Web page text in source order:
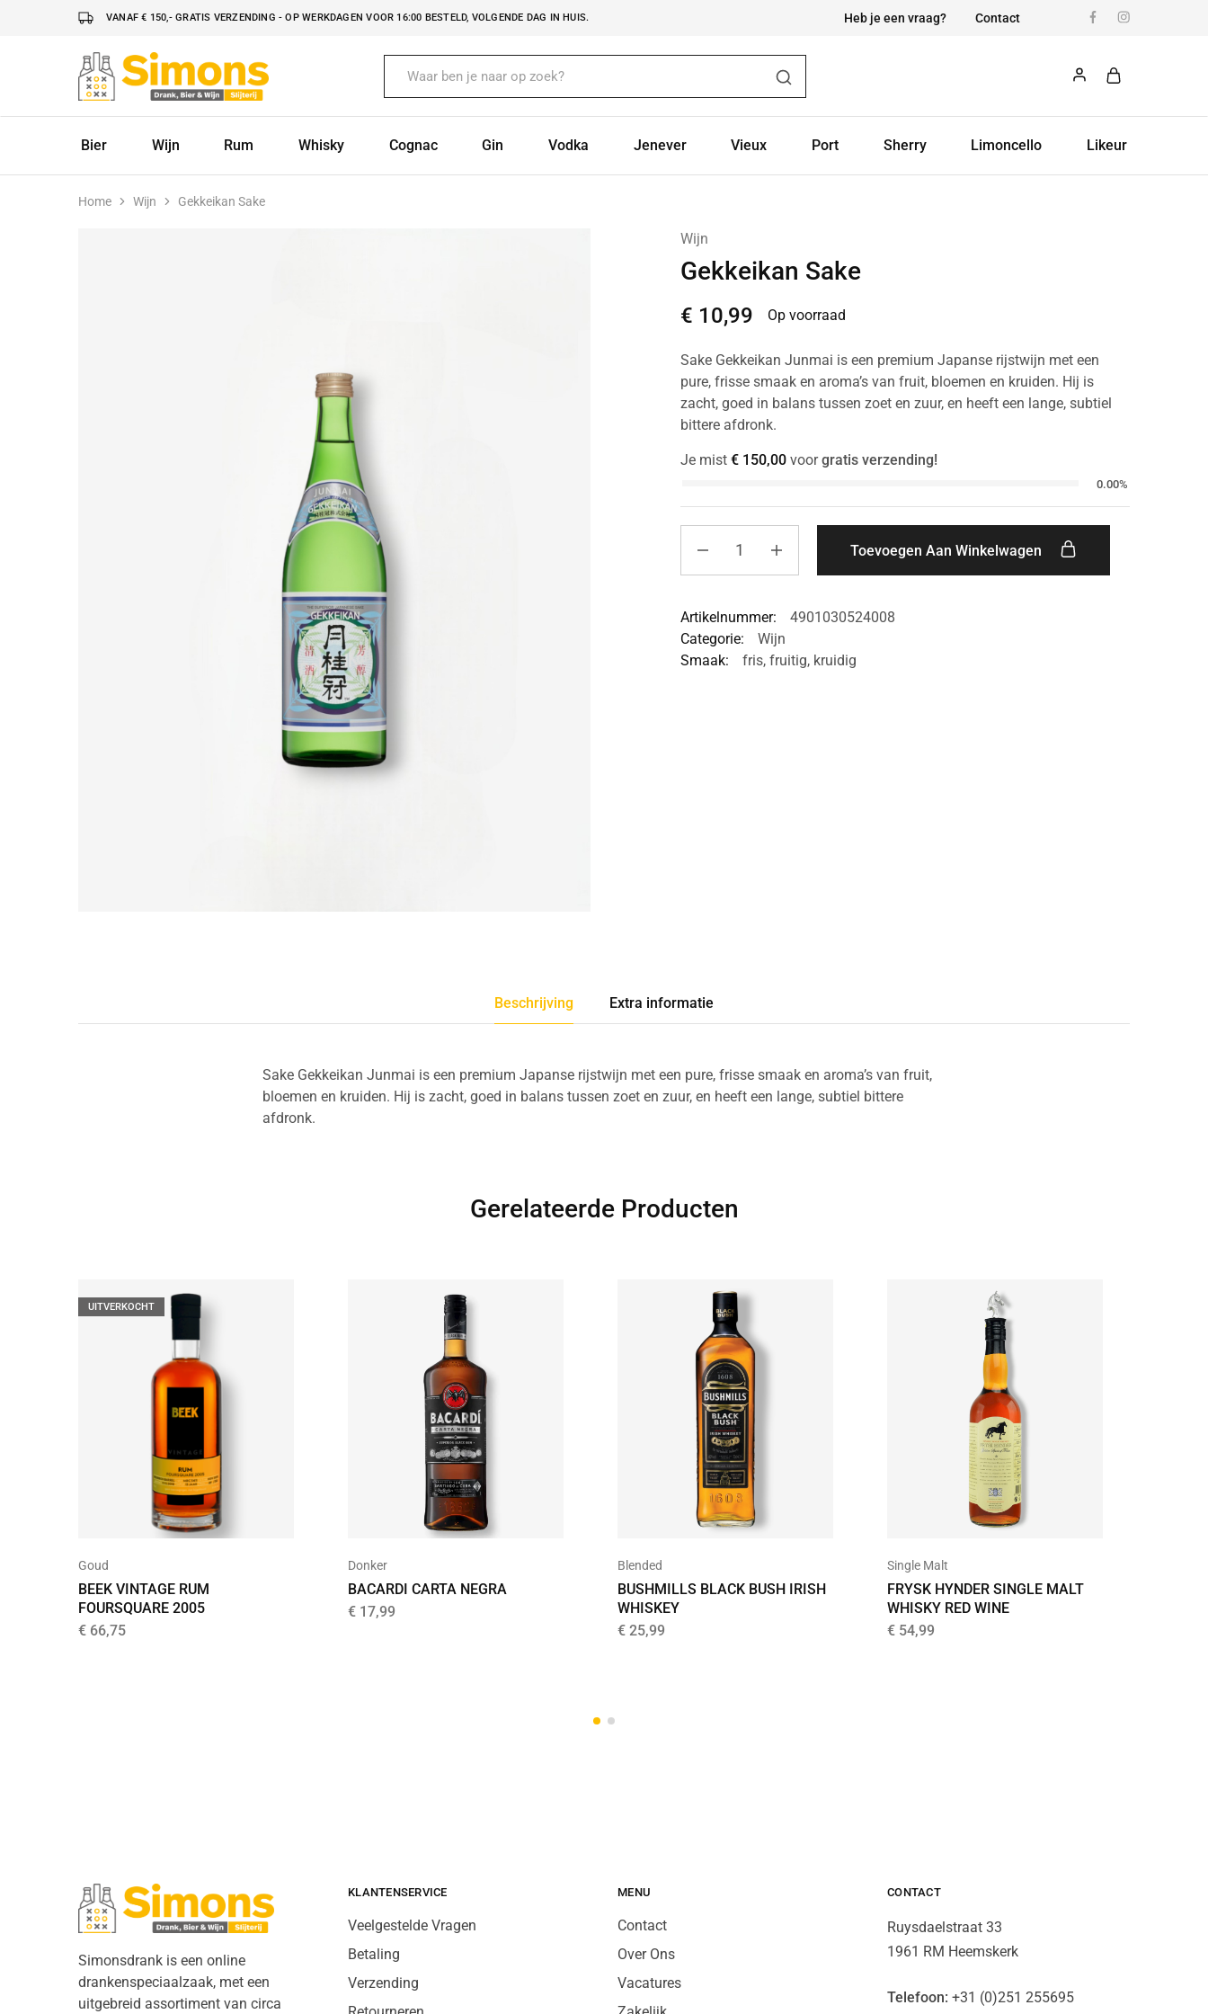
VANAF € 150,- GRATIS VERZENDING - OP WERKDAGEN VOOR 16:00 BESTELD, VOLGENDE DAG IN HUIS. Heb je een vraag? Contact
Simonsdrank.nl
Drank,
Bier
Bier
Wijn Rum Whisky Cognac Gin Vodka Jenever Vieux Port Sherry Limoncello Likeur
Home Wijn Gekkeikan Sake
Wijn
Gekkeikan Sake
€ 10,99 Op voorraad
Sake Gekkeikan Junmai is een premium Japanse rijstwijn met een
pure, frisse smaak en aroma’s van fruit, bloemen en kruiden. Hij is
zacht, goed in balans tussen zoet en zuur, en heeft een lange, subtiel
bittere afdronk.
Je mist €150,00voorgratis verzending!
0.00%
Toevoegen Aan Winkelwagen
Artikelnummer:
4901030524008
Categorie:
Wijn
Smaak:
fris, fruitig, kruidig
Beschrijving Extra informatie
Sake Gekkeikan Junmai is een premium Japanse rijstwijn met een pure, frisse smaak en aroma’s van fruit,
bloemen en kruiden. Hij is zacht, goed in balans tussen zoet en zuur, en heeft een lange, subtiel bittere
afdronk.
Gerelateerde Producten
UITVERKOCHT
Goud
BEEK VINTAGE RUM
FOURSQUARE 2005
€ 66,75
Donker
BACARDI CARTA NEGRA
€ 17,99
Blended
BUSHMILLS BLACK BUSH IRISH
WHISKEY
€ 25,99
Single Malt
FRYSK HYNDER SINGLE MALT
WHISKY RED WINE
€ 54,99
Simonsdrank is een online
drankenspeciaalzaak, met een
uitgebreid assortiment van circa
KLANTENSERVICE
Veelgestelde Vragen
Betaling
Verzending
MENU
Contact
Over Ons
Vacatures
CONTACT
Ruysdaelstraat 33
1961 RM Heemskerk
Telefoon: +31 (0)251 255695